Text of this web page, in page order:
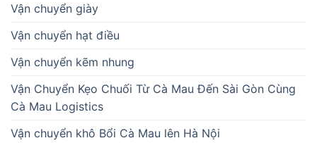
Vận chuyển giày
Vận chuyển hạt điều
Vận chuyển kẽm nhung
Vận Chuyển Kẹo Chuối Từ Cà Mau Đến Sài Gòn Cùng
Cà Mau Logistics
Vận chuyển khô Bổi Cà Mau lên Hà Nội